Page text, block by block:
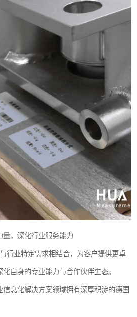
量，深化行业服务能力
行业特定需求相结合，为客户提供更卓
自身的专业能力与合作伙伴生态。
息化解决方案领域拥有深厚积淀的德国